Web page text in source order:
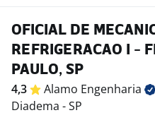
OFICIAL DE
REFRIGERACAO I -
PAULO, SP
4,3 Alamo Engenharia
Diadema - SP